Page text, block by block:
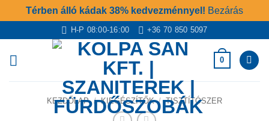
Térben álló kádak 38% kedvezménnyel! Bezárás
content
H-P 08:00-16:00 +36 70 850 5097
0
KEZDŐLAP / KIEGÉSZÍTŐK / TISZTÍTÓSZER